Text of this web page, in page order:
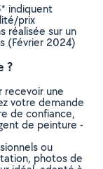
indiquent
prix
réalisée sur un
(Février 2024)
?
recevoir une
votre demande
de confiance,
de peinture -
ou
photos de